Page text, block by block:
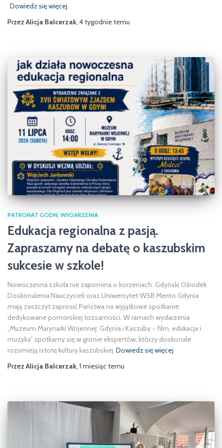
Dowiedz się więcej
PrzezAlicja Balcerzak, 4 tygodnietemu
PATRONAT GODN WYDARZENIA
Edukacja regionalna z pasją.
Zapraszamy na debatę o kaszubskim
sukcesie w szkole!
Nowoczesna szkoła nie zapomina o korzeniach. Gdyński Ośrodek
Doskonalenia Nauczycieli oraz Uniwersytet WSB Merito Gdynia
mają zaszczyt zaprosić Państwa na wyjątkowe spotkanie
dedykowane pomorskiej tożsamości. W ramach wydarzenia
„Muzeum Marynarki Wojennej: Gdynia i Kaszuby ‒ film, edukacja i
muzyka” spotkamy się w gronie ekspertów, którzy doskonale
rozumieją istotę kultury kaszubskiej Dowiedz się więcej
PrzezAlicja Balcerzak, 1 miesiąctemu